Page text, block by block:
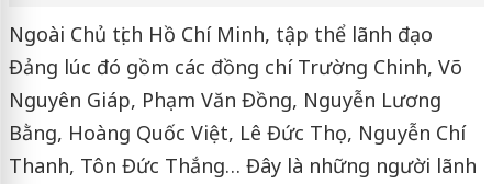
Ngoài Chủ tịch Hồ Chí Minh, tập thể lãnh đạo
Đảng lúc đó gồm các đồng chí Trường Chinh, Võ
Nguyên Giáp, Phạm Văn Đồng, Nguyễn Lương
Bằng, Hoàng Quốc Việt, Lê Đức Thọ, Nguyễn Chí
Thanh, Tôn Đức Thắng… Đây là những người lãnh